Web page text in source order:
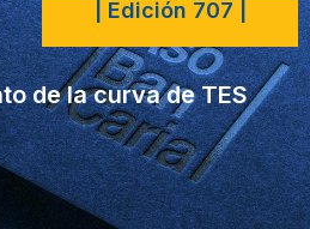
| Edición 707 |
de la curva de TES